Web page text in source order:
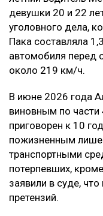
Контекст
Смертельное ДТП
проспекте аль-
автомобиля Zeekr
опьянения, выехал
столкнулся с
летний водитель
девушки 20 и 22
уголовного дела,
Пака составляла
автомобиля перед